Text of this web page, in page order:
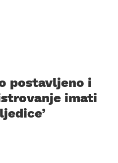
postavljeno i
imati